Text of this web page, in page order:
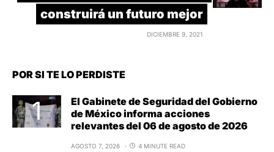
construirá un futuro mejor
DICIEMBRE 9, 2021
POR SI TE LO PERDISTE
El Gabinete de Seguridad del Gobierno
de México informa acciones
relevantes del 06 de agosto de 2026
AGOSTO 7, 2026 4 MINUTE READ